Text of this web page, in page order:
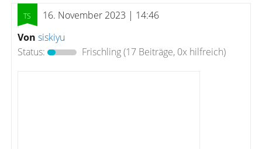
16. November 2023 | 14:46
Von siskiyu
Status:
Frischling(17 Beiträge, 0x hilfreich)